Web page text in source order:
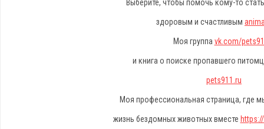
Выберите, чтобы помочь кому-то
здоровым и счастливым
Моя группа vk.com/
и книга о поиске пропавшего
pets911.ru
Моя профессиональная страница, где
жизнь бездомных животных вместе